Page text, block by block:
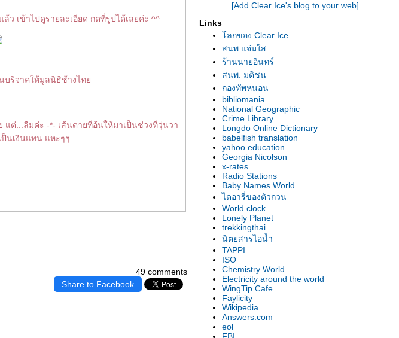
เข้าไปดูรายละเอียด กดที่รูปได้เลยค่ะ ^^
บริจาคให้มูลนิธิช้างไท
แต่...ลืมค่ะ -*- เส้นตายที่อ้นให้มาเป็นช่วงที่วุ่นวา
นเงินแทน แหะๆๆ
49 comments
Share to Facebook
[Add Clear Ice's blog to your web]
Links
ลกของ Clear Ice
สนพ.แจ่มใส
ร้านนายอินทร์
สนพ. มติชน
กองทัพหนอน
bibliomania
National Geographic
Crime Library
Longdo Online Dictionary
babelfish translation
yahoo education
Georgia Nicolson
x-rates
Radio Stations
Baby Names World
ไดอารี่ของตัวกวน
World clock
Lonely Planet
trekkingthai
นิตยสารไอน้ำ
TAPPI
ISO
Chemistry World
Electricity around the world
WingTip Cafe
Faylicity
Wikipedia
Answers.com
eol